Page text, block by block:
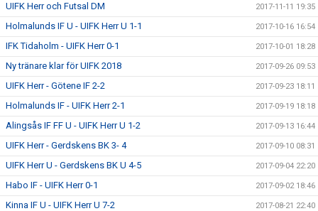
UIFK Herr och Futsal DM 2017-11-11 19:35
Holmalunds IF U - UIFK Herr U 1-1 2017-10-16 16:54
IFK Tidaholm - UIFK Herr 0-1 2017-10-01 18:28
Ny tränare klar för UIFK 2018 2017-09-26 09:53
UIFK Herr - Götene IF 2-2 2017-09-23 18:11
Holmalunds IF - UIFK Herr 2-1 2017-09-19 18:18
Alingsås IF FF U - UIFK Herr U 1-2 2017-09-13 16:44
UIFK Herr - Gerdskens BK 3- 4 2017-09-10 08:31
UIFK Herr U - Gerdskens BK U 4-5 2017-09-04 22:20
Habo IF - UIFK Herr 0-1 2017-09-02 18:46
Kinna IF U - UIFK Herr U 7-2 2017-08-21 22:40